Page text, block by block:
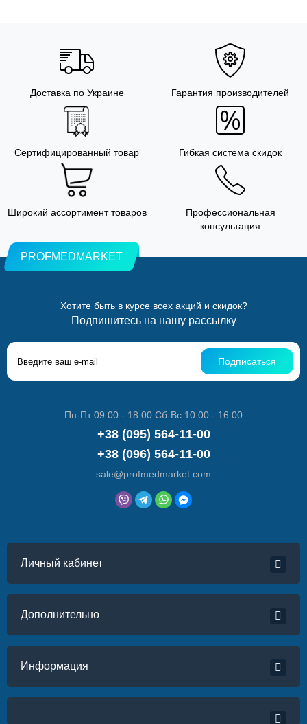
Доставка по Украине Гарантия производителей
Сертифицированный товар Гибкая система скидок
Широкий ассортимент товаров
Профессиональная
консультация
PROFMEDMARKET
Хотите быть в курсе всех акций и скидок?
Подпишитесь на нашу рассылку
Подписаться
Пн-Пт 09:00 - 18:00 Сб-Вс 10:00 - 16:00
+38 (095) 564-11-00
+38 (096) 564-11-00
sale@profmedmarket.com
Личный кабинет
Дополнительно
Информация